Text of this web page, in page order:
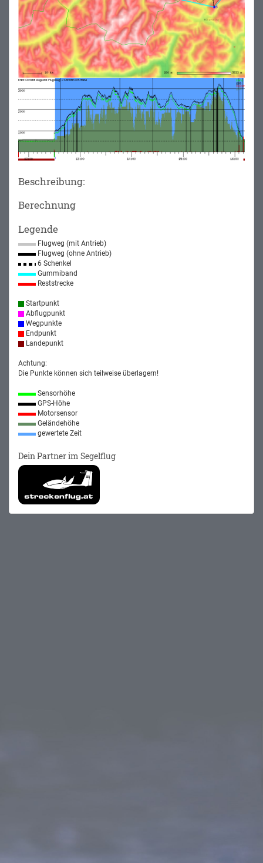
Beschreibung:
Berechnung
Legende
Flugweg (mit Antrieb)
Flugweg (ohne Antrieb)
6 Schenkel
Gummiband
Reststrecke
Startpunkt
Abflugpunkt
Wegpunkte
Endpunkt
Landepunkt
Achtung:
Die Punkte können sich teilweise überlagern!
Sensorhöhe
GPS-Höhe
Motorsensor
Geländehöhe
gewertete Zeit
Dein Partner im Segelflug